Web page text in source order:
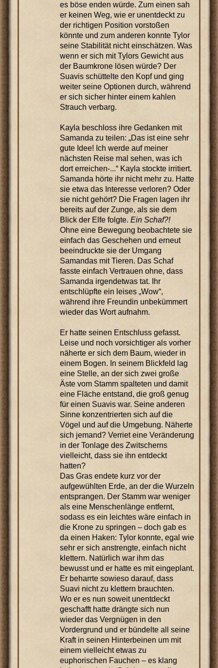
es böse enden würde. Zum einen sah
er keinen Weg, wie er unentdeckt zu
der richtigen Position vorstoßen
könnte und zum anderen konnte Tylor
seine Stabilität nicht einschätzen. Was
wenn er sich mit Tylors Gewicht aus
der Baumkrone lösen würde? Der
Suavis schüttelte den Kopf und ging
weiter seine Optionen durch, während
er sich sicher hinter einem kahlen
Strauch verbarg.
Kayla beschloss ihre Gedanken mit
Samanda zu teilen: „Das ist eine sehr
gute Idee! Ich werde auf meiner
nächsten Reise mal sehen, was ich
dort erreichen-...“ Kayla stockte irritiert.
Samanda hörte ihr nicht mehr zu. Hatte
sie etwa das Interesse verloren? Oder
sie nicht gehört? Die Fragen lagen ihr
bereits auf der Zunge, als sie dem
Blick der Elfe folgte. Ein Schaf?!
Ohne eine Bewegung beobachtete sie
einfach das Geschehen und erneut
beeindruckte sie der Umgang
Samandas mit Tieren. Das Schaf
fasste einfach Vertrauen ohne, dass
Samanda irgendetwas tat. Ihr
entschlüpfte ein leises „Wow“,
während ihre Freundin unbekümmert
wieder das Wort aufnahm.
Er hatte seinen Entschluss gefasst.
Leise und noch vorsichtiger als vorher
näherte er sich dem Baum, wieder in
einem Bogen. In seinem Blickfeld lag
eine Stelle, an der sich zwei große
Äste vom Stamm spalteten und damit
eine Fläche entstand, die groß genug
für einen Suavis war. Seine anderen
Sinne konzentrierten sich auf die
Vögel und auf die Umgebung. Näherte
sich jemand? Verriet eine Veränderung
in der Tonlage des Zwitscherns
vielleicht, dass sie ihn entdeckt
hatten?
Das Gras endete kurz vor der
aufgewühlten Erde, an der die Wurzeln
entsprangen. Der Stamm war weniger
als eine Menschenlänge entfernt,
sodass es ein leichtes wäre einfach in
die Krone zu springen – doch gab es
da einen Haken: Tylor konnte, egal wie
sehr er sich anstrengte, einfach nicht
klettern. Natürlich war ihm das
bewusst und er hatte es mit eingeplant.
Er beharrte sowieso darauf, dass
Suavi nicht zu klettern brauchten.
Wo er es nun soweit unentdeckt
geschafft hatte drängte sich nun
wieder das Vergnügen in den
Vordergrund und er bündelte all seine
Kraft in seinen Hinterbeinen um mit
einem vielleicht etwas zu
euphorischen Fauchen – es klang